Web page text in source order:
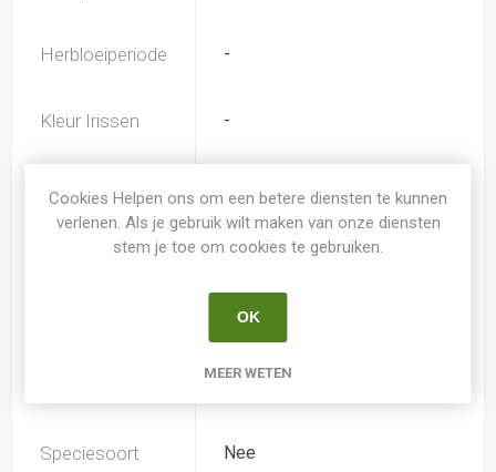
Herbloeiperiode -
Kleur Irissen -
Iris type
Iris Siberica
Shimizu
Speciesoort Nee
Cookies Helpen ons om een betere diensten te kunnen
verlenen. Als je gebruik wilt maken van onze diensten
stem je toe om cookies te gebruiken.
OK
MEER WETEN